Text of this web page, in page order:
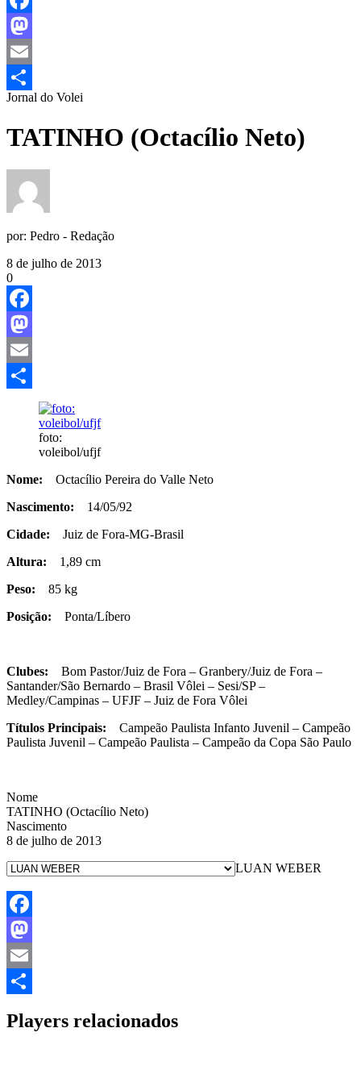
Facebook
Mastodon
Email
Share
Jornal do Volei
TATINHO (Octacílio Neto)
por: Pedro - Redação
8 de julho de 2013
0
Facebook
Mastodon
Email
foto:
voleibol/ufjf
Nome: Octacílio Pereira do Valle Neto
Nascimento: 14/05/92
Cidade: Juiz de Fora-MG-Brasil
Altura: 1,89 cm
Peso: 85 kg
Posição: Ponta/Líbero
Clubes: Bom Pastor/Juiz de Fora – Granbery/Juiz de Fora –
Santander/São Bernardo – Brasil Vôlei – Sesi/SP –
Medley/Campinas – UFJF – Juiz de Fora Vôlei
Títulos Principais: Campeão Paulista Infanto Juvenil – Campeão
Paulista Juvenil – Campeão Paulista – Campeão da Copa São Paulo
Nome
TATINHO (Octacílio Neto)
Nascimento
8 de julho de 2013
LUAN WEBER
Facebook
Mastodon
Email
Players relacionados